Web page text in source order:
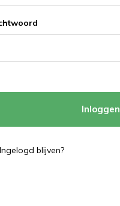
Inloggen
Ingelogd blijven?